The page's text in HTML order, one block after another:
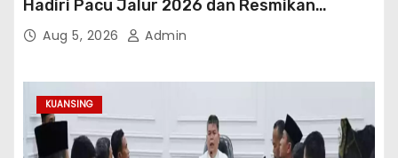
Hadiri Pacu Jalur 2026 dan Resmikan
Sekolah Rakyat Kuansing
Aug 5, 2026 Admin
KUANSING